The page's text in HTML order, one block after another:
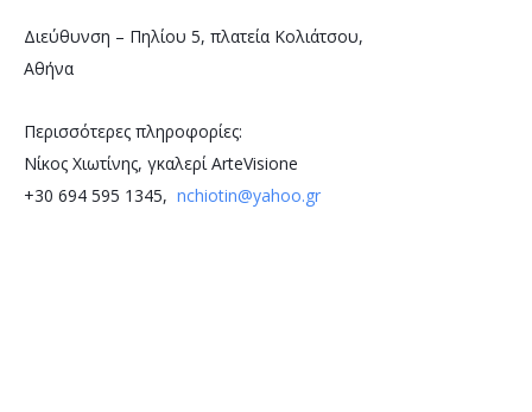
Διεύθυνση – Πηλίου 5, πλατεία Κολιάτσου,
Αθήνα
Περισσότερες πληροφορίες:
Νίκος Χιωτίνης, γκαλερί ArteVisione
+30 694 595 1345, nchiotin@yahoo.gr